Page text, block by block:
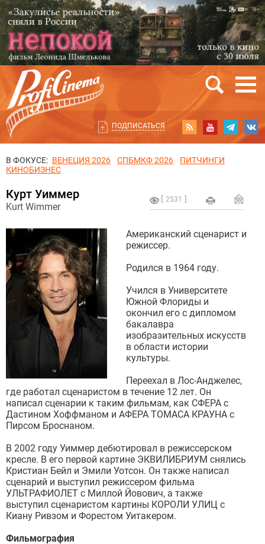
ПОДПИСАТЬСЯ
В ФОКУСЕ: ВЕНЕЦИЯ 2026 СПБМКФ 2026
ПИТЧИНГИ
КИНОБИЗНЕС
2531
Курт Уиммер
Kurt Wimmer
Американский сценарист и
режиссер.
Родился в 1964 году.
Учился в Университете
Южной Флориды и
окончил его с дипломом
бакалавра
изобразительных искусств
в области истории
культуры.
Переехал в Лос-Анджелес,
где работал сценаристом в течение 12 лет. Он
написал сценарии к таким фильмам, как СФЕРА с
Дастином Хоффманом и АФЕРА ТОМАСА КРАУНА с
Пирсом Броснаном.
В 2002 году Уиммер дебютировал в режиссерском
кресле. В его первой картине ЭКВИЛИБРИУМ снялись
Кристиан Бейл и Эмили Уотсон. Он также написал
сценарий и выступил режиссером фильма
УЛЬТРАФИОЛЕТ с Миллой Йовович, а также
выступил сценаристом картины КОРОЛИ УЛИЦ с
Киану Ривзом и Форестом Уитакером.
Фильмография